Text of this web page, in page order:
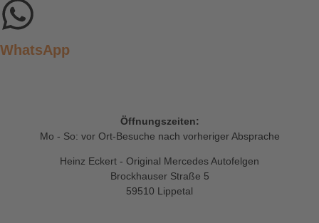
WhatsApp
Öffnungszeiten:
Mo - So: vor Ort-Besuche nach vorheriger Absprache
Heinz Eckert - Original Mercedes Autofelgen
Brockhauser Straße 5
59510 Lippetal